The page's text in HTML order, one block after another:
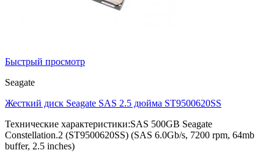
Быстрый просмотр
Seagate
Жесткий диск Seagate SAS 2.5 дюйма ST9500620SS
Технические характеристики:SAS 500GB Seagate
Constellation.2 (ST9500620SS) (SAS 6.0Gb/s, 7200 rpm, 64mb
buffer, 2.5 inches)